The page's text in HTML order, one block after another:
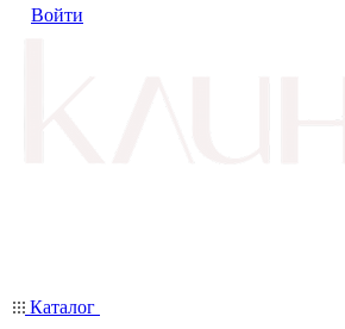
Войти
Каталог